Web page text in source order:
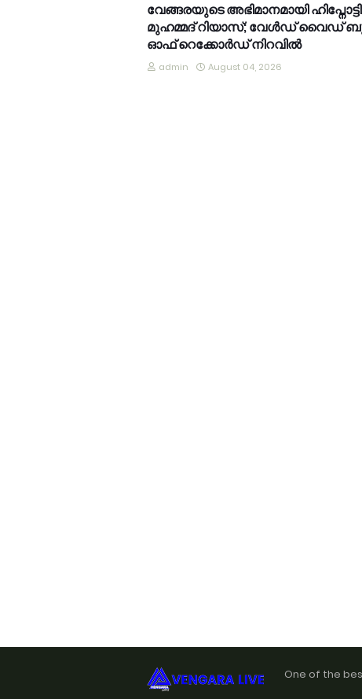
വേങ്ങരയുടെ അഭിമാനമായി
മുഹമ്മദ് റിയാസ്; വേൾഡ് വൈഡ്
ഓഫ് റെക്കോർഡ് നിറവിൽ
admin August 04, 2026
One of the